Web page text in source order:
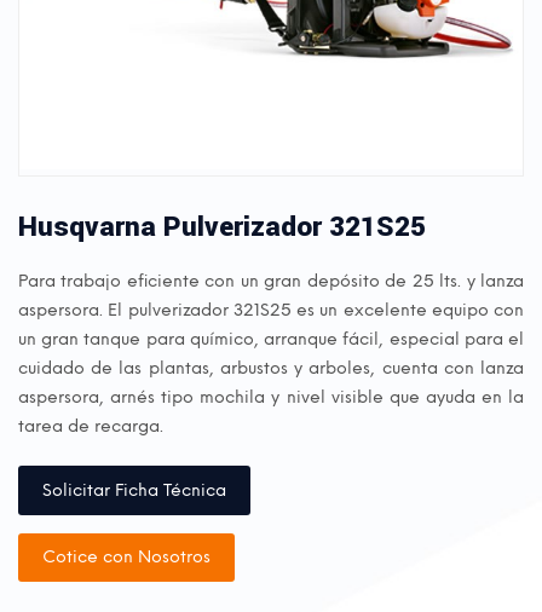
Husqvarna Pulverizador 321S25
Para trabajo eficiente con un gran depósito de 25 lts. y lanza
aspersora. El pulverizador 321S25 es un excelente equipo con
un gran tanque para químico, arranque fácil, especial para el
cuidado de las plantas, arbustos y arboles, cuenta con lanza
aspersora, arnés tipo mochila y nivel visible que ayuda en la
tarea de recarga.
Solicitar Ficha Técnica
Cotice con Nosotros